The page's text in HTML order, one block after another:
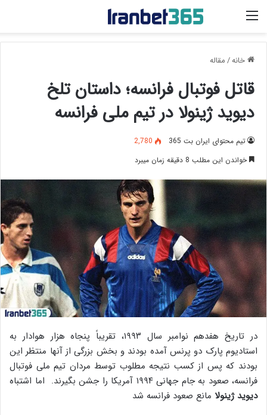
منو
خانه/مقاله
قاتل فوتبال فرانسه؛ داستان تلخ
دیوید ژینولا در تیم ملی فرانسه
تیم محتوای ایران بت 365
2,780
خواندن این مطلب 8 دقیقه زمان میبرد
در تاریخ هفدهم نوامبر سال ۱۹۹۳، تقریباً پنجاه هزار هوادار به
استادیوم پارک دو پرنس آمده بودند و بخش بزرگی از آنها منتظر این
بودند که پس از کسب نتیجه مطلوب توسط مردان تیم ملی فوتبال
فرانسه، صعود به جام جهانی ۱۹۹۴ آمریکا را جشن بگیرند. اما اشتباه
دیوید ژینولا مانع صعود فرانسه شد